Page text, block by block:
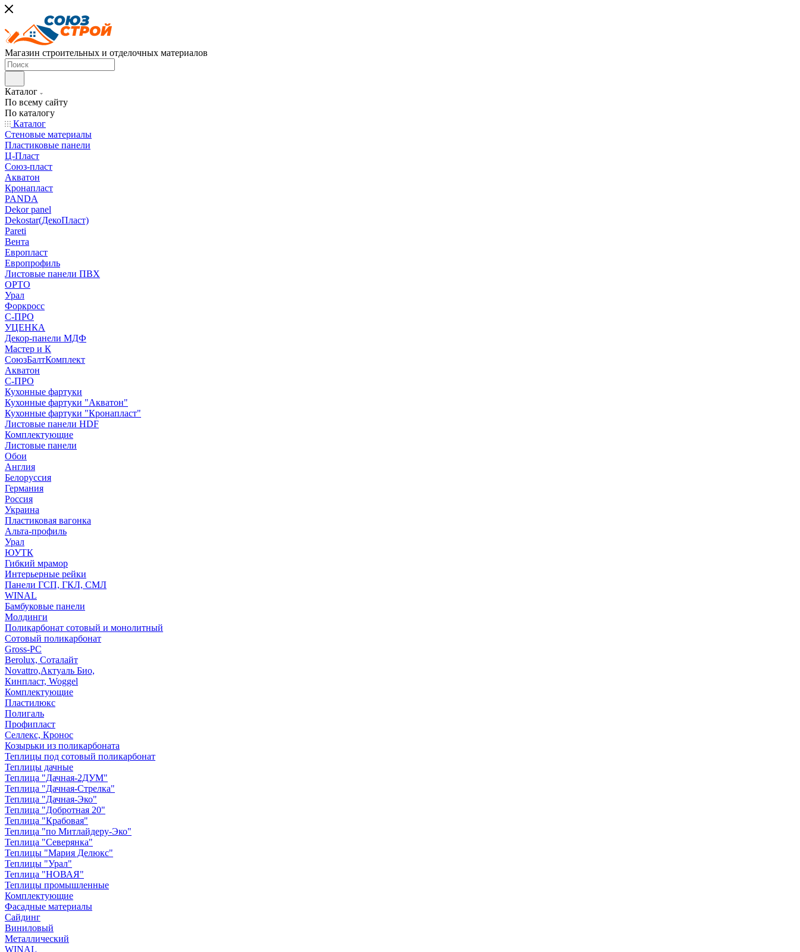
Магазин строительных и отделочных материалов
Каталог
По всему сайту
По каталогу
Каталог
Стеновые материалы
Пластиковые панели
Ц-Пласт
Союз-пласт
Акватон
Кронапласт
PANDA
Dekor panel
Dekostar(ДекоПласт)
Pareti
Вента
Европласт
Европрофиль
Листовые панели ПВХ
ОРТО
Урал
Форкросс
С-ПРО
УЦЕНКА
Декор-панели МДФ
Мастер и К
СоюзБалтКомплект
Акватон
С-ПРО
Кухонные фартуки
Кухонные фартуки "Акватон"
Кухонные фартуки "Кронапласт"
Листовые панели HDF
Комплектующие
Листовые панели
Обои
Англия
Белоруссия
Германия
Россия
Украина
Пластиковая вагонка
Альта-профиль
Урал
ЮУТК
Гибкий мрамор
Интерьерные рейки
Панели ГСП, ГКЛ, СМЛ
WINAL
Бамбуковые панели
Молдинги
Поликарбонат сотовый и монолитный
Сотовый поликарбонат
Gross-PC
Berolux, Соталайт
Novattro,Актуаль Био,
Кинпласт, Woggel
Комплектующие
Пластилюкс
Полигаль
Профипласт
Селлекс, Кронос
Козырьки из поликарбоната
Теплицы под сотовый поликарбонат
Теплицы дачные
Теплица "Дачная-2ДУМ"
Теплица "Дачная-Стрелка"
Теплица "Дачная-Эко"
Теплица "Добротная 20"
Теплица "Крабовая"
Теплица "по Митлайдеру-Эко"
Теплица "Северянка"
Теплицы "Мария Делюкс"
Теплицы "Урал"
Теплица "НОВАЯ"
Теплицы промышленные
Комплектующие
Фасадные материалы
Сайдинг
Виниловый
Металлический
WINAL